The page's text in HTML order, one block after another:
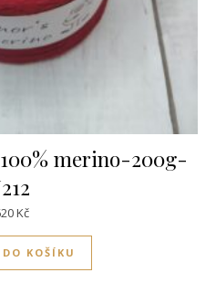
merino-200g-
Kč
KOŠÍKU